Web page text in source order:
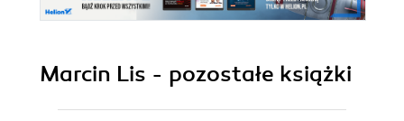
Marcin Lis - pozostałe książki